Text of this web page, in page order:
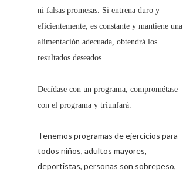
ni falsas promesas. Si entrena duro y
eficientemente, es constante y mantiene una
alimentación adecuada, obtendrá los
resultados deseados.
Decídase con un programa, comprométase
con el programa y triunfará.
Tenemos programas de ejercicios para
todos niños, adultos mayores,
deportistas, personas son sobrepeso,